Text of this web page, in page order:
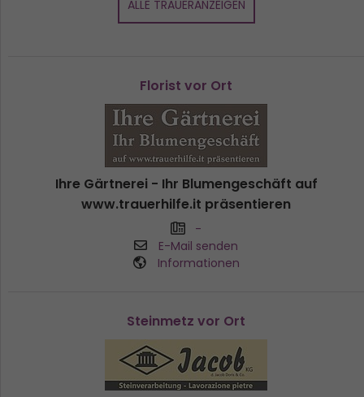
ALLE TRAUERANZEIGEN
Florist vor Ort
Ihre Gärtnerei - Ihr Blumengeschäft auf
www.trauerhilfe.it präsentieren
-
E-Mail senden
Informationen
Steinmetz vor Ort